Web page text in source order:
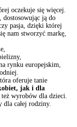
oczekuje się więcej.
dostosowując ją do
pasja, dzięki której
nam stworzyć markę,
rynku europejskim,
oferuje tanie
jak i dla
wyrobów dla dzieci.
całej rodziny.